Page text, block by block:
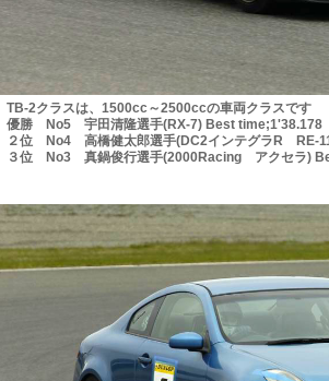
TB-2クラスは、1500cc～2500ccの車両クラスです
優勝 No5 宇田清隆選手(RX-7) Best time;1'38.178
２位 No4 高橋健太郎選手(DC2インテグラR RE-
３位 No3 真鍋俊行選手(2000Racing アクセラ)